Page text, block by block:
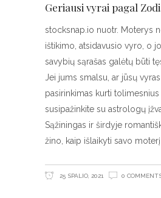
Geriausi vyrai pagal
stocksnap.io nuotr. Moterys
ištikimo, atsidavusio vyro, o
savybių sąrašas galėtų būti
Jei jums smalsu, ar jūsų
pasirinkimas kurti tolimesnius
susipažinkite su astrologų
Sąžiningas ir širdyje
žino, kaip išlaikyti savo
25 SPALIO, 2021 0